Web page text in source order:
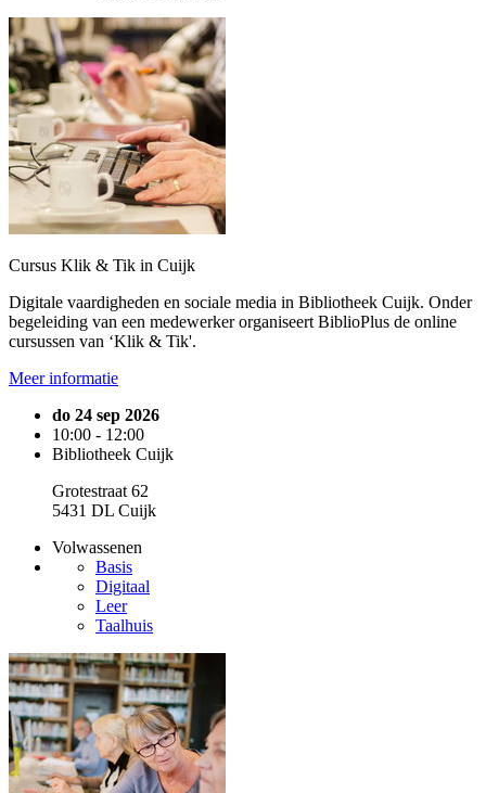
Cursus Klik & Tik in Cuijk
Digitale vaardigheden en sociale media in Bibliotheek Cuijk. Onder
begeleiding van een medewerker organiseert BiblioPlus de online
cursussen van ‘Klik & Tik'.
Meer informatie
do 24 sep 2026
10:00 - 12:00
Bibliotheek Cuijk
Grotestraat 62
5431 DL Cuijk
Volwassenen
Basis
Digitaal
Leer
Taalhuis